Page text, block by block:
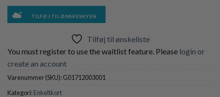
TILFØJ TIL ØNSKESKYEN
Tilføj til ønskeliste
You must register to use the waitlist feature. Please login or
create an account
Varenummer (SKU):G01712003001
Kategori:Enkeltkort